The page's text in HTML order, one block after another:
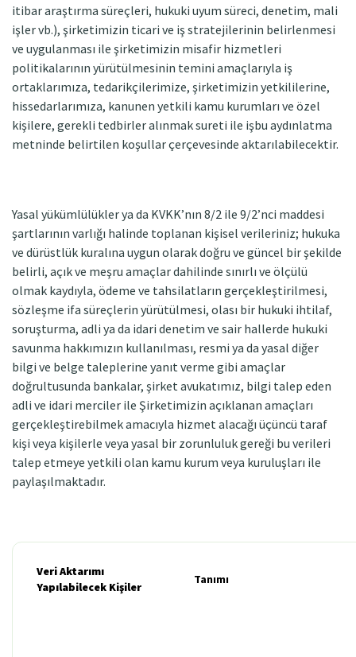
itibar araştırma süreçleri, hukuki uyum süreci, denetim, mali
işler vb.), şirketimizin ticari ve iş stratejilerinin belirlenmesi
ve uygulanması ile şirketimizin misafir hizmetleri
politikalarının yürütülmesinin temini amaçlarıyla iş
ortaklarımıza, tedarikçilerimize, şirketimizin yetkililerine,
hissedarlarımıza, kanunen yetkili kamu kurumları ve özel
kişilere, gerekli tedbirler alınmak sureti ile işbu aydınlatma
metninde belirtilen koşullar çerçevesinde aktarılabilecektir.
Yasal yükümlülükler ya da KVKK’nın 8/2 ile 9/2’nci maddesi
şartlarının varlığı halinde toplanan kişisel verileriniz; hukuka
ve dürüstlük kuralına uygun olarak doğru ve güncel bir şekilde
belirli, açık ve meşru amaçlar dahilinde sınırlı ve ölçülü
olmak kaydıyla, ödeme ve tahsilatların gerçekleştirilmesi,
sözleşme ifa süreçlerin yürütülmesi, olası bir hukuki ihtilaf,
soruşturma, adli ya da idari denetim ve sair hallerde hukuki
savunma hakkımızın kullanılması, resmi ya da yasal diğer
bilgi ve belge taleplerine yanıt verme gibi amaçlar
doğrultusunda bankalar, şirket avukatımız, bilgi talep eden
adli ve idari merciler ile Şirketimizin açıklanan amaçları
gerçekleştirebilmek amacıyla hizmet alacağı üçüncü taraf
kişi veya kişilerle veya yasal bir zorunluluk gereği bu verileri
talep etmeye yetkili olan kamu kurum veya kuruluşları ile
paylaşılmaktadır.
Veri Aktarımı
Yapılabilecek Kişiler
Tanımı